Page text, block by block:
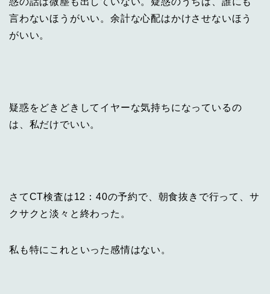
言わないほうがいい。余計な心配はかけさせないほう
がいい。
疑惑をどきどきしてイヤーな気持ちになっているの
は、私だけでいい。
さてCT検査は12：40の予約で、朝食抜きで行って、サ
クサクと淡々と終わった。
私も特にこれといった感情はない。